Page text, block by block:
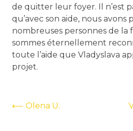
de quitter leur foyer. Il n’est
qu’avec son aide, nous avons
nombreuses personnes de la
sommes éternellement
toute l’aide que Vladyslava
projet.
Navigation
⟵ Olena U.